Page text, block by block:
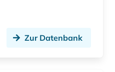
Zur Datenbank